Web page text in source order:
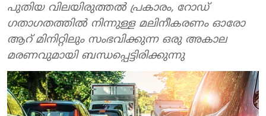
പുതിയ വിലയിരുത്തൽ പ്രകാരം, റോഡ്
ഗതാഗതത്തിൽ നിന്നുള്ള മലിനീകരണം ഓരോ
ആറ് മിനിറ്റിലും സംഭവിക്കുന്ന ഒരു അകാല
മരണവുമായി ബന്ധപ്പെട്ടിരിക്കുന്നു